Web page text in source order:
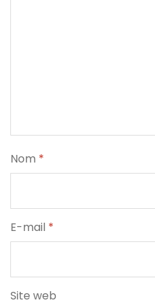
Nom *
E-mail *
Site web